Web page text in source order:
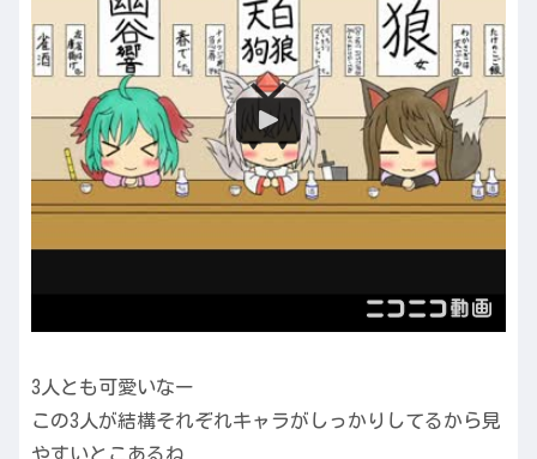
3人とも可愛いなー
この3人が結構それぞれキャラがしっかりしてるから見
やすいとこあるね